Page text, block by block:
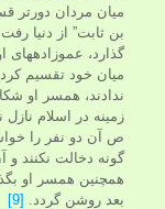
ميان مردان دورتر
بن ثابت” از دنيا
گذارد، عموزاده‏هاى
ميان خود تقسيم
ندادند، همسر او
زمينه در اسلام
ص آن دو نفر را
گونه دخالت نكنند و
همچنين همسر او
بعد روشن گردد. [9]